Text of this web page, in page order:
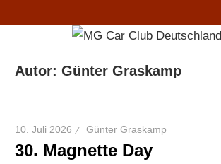
Autor:Günter Graskamp
10. Juli 2026 Günter Graskamp
30. Magnette Day